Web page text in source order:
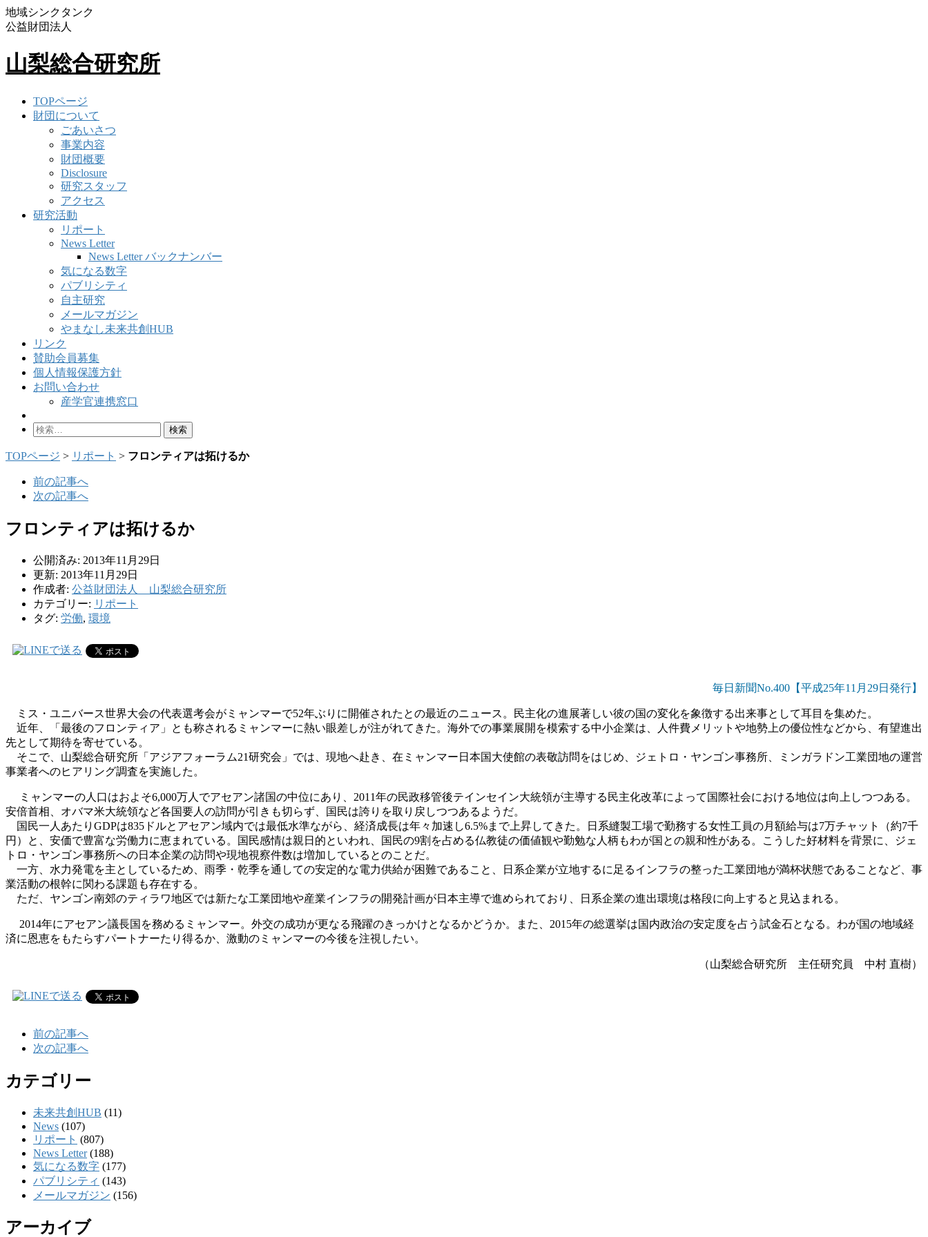
地域シンクタンク
公益財団法人
山梨総合研究所
TOPページ
財団について
ごあいさつ
事業内容
財団概要
Disclosure
研究スタッフ
アクセス
研究活動
リポート
News Letter
News Letter バックナンバー
気になる数字
パブリシティ
自主研究
メールマガジン
やまなし未来共創HUB
リンク
賛助会員募集
個人情報保護方針
お問い合わせ
産学官連携窓口
検
TOPページ > リポート > フロンティアは拓けるか
前の記事へ
次の記事へ
フロンティアは拓けるか
公開済み: 2013年11月29日
更新: 2013年11月29日
作成者: 公益財団法人 山梨総合研究所
カテゴリー: リポート
タグ: 労働, 環境
毎日新聞No.400【平成25年11月29日発行】
ミス・ユニバース世界大会の代表選考会がミャンマーで52年ぶりに開催されたとの最近のニュース。民主化の進展著しい彼の国の変化を象徴する出来事として耳目を集めた。
近年、「最後のフロンティア」とも称されるミャンマーに熱い眼差しが注がれてきた。海外での事業展開を模索する中小企業は、人件費メリットや地勢上の優位性などから、有望進出
先として期待を寄せている。
そこで、山梨総合研究所「アジアフォーラム21研究会」では、現地へ赴き、在ミャンマー日本国大使館の表敬訪問をはじめ、ジェトロ・ヤンゴン事務所、ミンガラドン工業団地の運営
事業者へのヒアリング調査を実施した。
ミャンマーの人口はおよそ6,000万人でアセアン諸国の中位にあり、2011年の民政移管後テインセイン大統領が主導する民主化改革によって国際社会における地位は向上しつつある。
安倍首相、オバマ米大統領など各国要人の訪問が引きも切らず、国民は誇りを取り戻しつつあるようだ。
国民一人あたりGDPは835ドルとアセアン域内では最低水準ながら、経済成長は年々加速し6.5%まで上昇してきた。日系縫製工場で勤務する女性工員の月額給与は7万チャット（約7千
円）と、安価で豊富な労働力に恵まれている。国民感情は親日的といわれ、国民の9割を占める仏教徒の価値観や勤勉な人柄もわが国との親和性がある。こうした好材料を背景に、ジェ
トロ・ヤンゴン事務所への日本企業の訪問や現地視察件数は増加しているとのことだ。
一方、水力発電を主としているため、雨季・乾季を通しての安定的な電力供給が困難であること、日系企業が立地するに足るインフラの整った工業団地が満杯状態であることなど、事
業活動の根幹に関わる課題も存在する。
ただ、ヤンゴン南郊のティラワ地区では新たな工業団地や産業インフラの開発計画が日本主導で進められており、日系企業の進出環境は格段に向上すると見込まれる。
2014年にアセアン議長国を務めるミャンマー。外交の成功が更なる飛躍のきっかけとなるかどうか。また、2015年の総選挙は国内政治の安定度を占う試金石となる。わが国の地域経
済に恩恵をもたらすパートナーたり得るか、激動のミャンマーの今後を注視したい。
（山梨総合研究所 主任研究員 中村 直樹）
前の記事へ
次の記事へ
カテゴリー
未来共創HUB (11)
News (107)
リポート (807)
News Letter(188)
気になる数字 (177)
パブリシティ (143)
メールマガジン (156)
アーカイブ